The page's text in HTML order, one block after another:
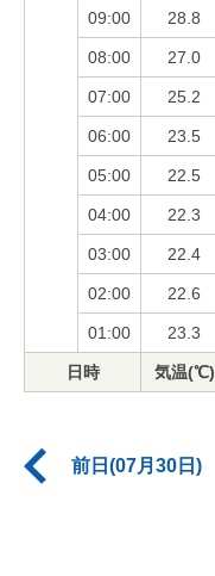
09:00 28.8
08:00 27.0
07:00 25.2
06:00 23.5
05:00 22.5
04:00 22.3
03:00 22.4
02:00 22.6
01:00 23.3
日時 気温(℃)
前日(07月30日)